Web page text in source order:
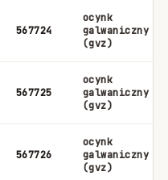
567724
ocynk
galwaniczny
(gvz)
567725
ocynk
galwaniczny
(gvz)
567726
ocynk
galwaniczny
(gvz)